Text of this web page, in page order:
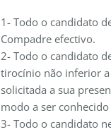
1- Todo o candidato
Compadre efectivo.
2- Todo o candidato
tirocínio não inferior
solicitada a sua
modo a ser
3- Todo o candidato